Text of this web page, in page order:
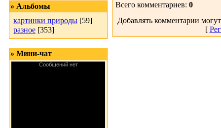
» Альбомы
картинки природы [59]
разное [353]
» Мини-чат
Всего комментариев: 0
Добавлять комментарии
[